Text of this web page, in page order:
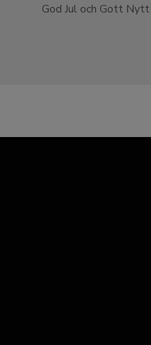
God Jul och Gott Nytt